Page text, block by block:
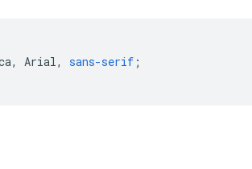
, Arial, sans-serif ;